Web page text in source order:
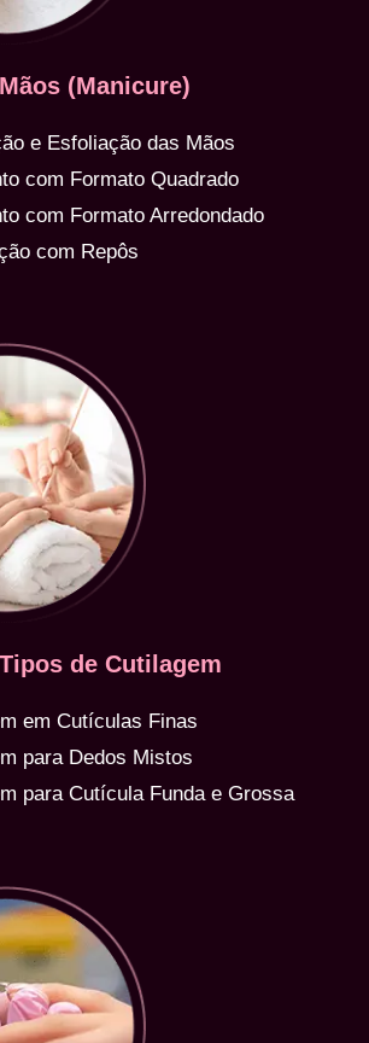
(Manicure)
e Esfoliação das Mãos
com Formato Quadrado
com Formato Arredondado
com Repôs
de Cutilagem
em Cutículas Finas
para Dedos Mistos
para Cutícula Funda e Grossa